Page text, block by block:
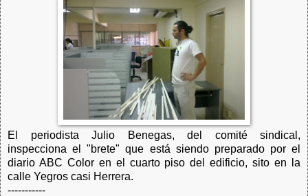
El periodista Julio Benegas, del comité sindical,
inspecciona el "brete" que está siendo preparado por el
diario ABC Color en el cuarto piso del edificio, sito en la
calle Yegros casi Herrera.
-----------